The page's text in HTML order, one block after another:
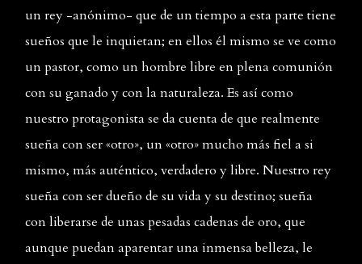
un rey -anónimo- que de un tiempo a esta parte tiene
sueños que le inquietan; en ellos él mismo se ve como
un pastor, como un hombre libre en plena comunión
con su ganado y con la naturaleza. Es así como
nuestro protagonista se da cuenta de que realmente
sueña con ser «otro», un «otro» mucho más fiel a si
mismo, más auténtico, verdadero y libre. Nuestro rey
sueña con ser dueño de su vida y su destino; sueña
con liberarse de unas pesadas cadenas de oro, que
aunque puedan aparentar una inmensa belleza, le